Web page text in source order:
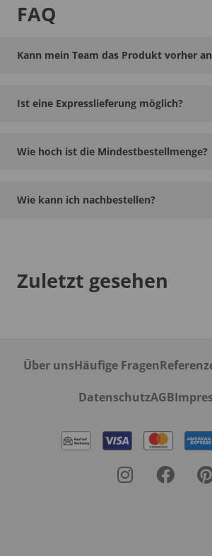
FAQ
Kann mein Team das Produkt vorher
Ist eine Expresslieferung möglich?
Wie hoch ist die Mindestbestellmenge?
Wie kann ich nachbestellen?
Zuletzt gesehen
Über unsHäufige Fragen
DatenschutzAGB